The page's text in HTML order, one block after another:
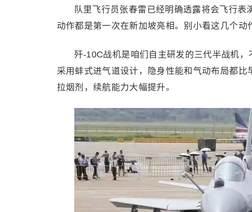
队里飞行员张春雷已经明确透露将会飞行
动作都是第一次在新加坡亮相。别小看这几个动
歼-10C战机是咱们自主研发的三代半战机
采用蚌式进气道设计，隐身性能和气动布局都
拉烟剂，续航能力大幅提升。